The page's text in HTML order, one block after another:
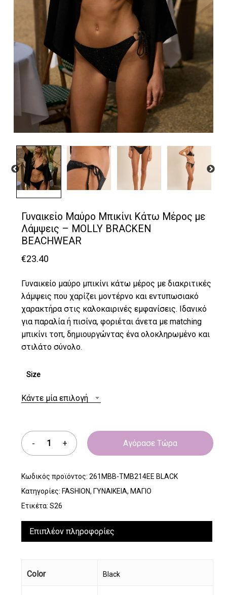
Γυναικείο Μαύρο Μπικίνι Κάτω Μέρος με
Λάμψεις – MOLLY BRACKEN
BEACHWEAR
€23.40
Γυναικείο μαύρο μπικίνι κάτω μέρος με διακριτικές
λάμψεις που χαρίζει μοντέρνο και εντυπωσιακό
χαρακτήρα στις καλοκαιρινές εμφανίσεις. Ιδανικό
για παραλία ή πισίνα, φοριέται άνετα με matching
μπικίνι τοπ, δημιουργώντας ένα ολοκληρωμένο και
στιλάτο σύνολο.
Size
Κάντε μία επιλογή
Αγόρασε Τώρα
Κωδικός προϊόντος: 261MBB-TMB214EE BLACK
Κατηγορίες: FASHION, ΓΥΝΑΙΚΕΙΑ, ΜΑΓΙΟ
Ετικέτα: S26
Επιπλέον πληροφορίες
Color Black